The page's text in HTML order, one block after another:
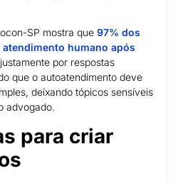
SP mostra que 97% dos
humano após
por respostas
que o autoatendimento deve
deixando tópicos sensíveis
advogado.
para criar